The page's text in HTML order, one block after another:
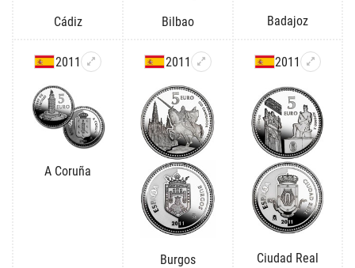
Cádiz Bilbao Badajoz
2011
A Coruña
2011
Burgos
2011
Ciudad Real